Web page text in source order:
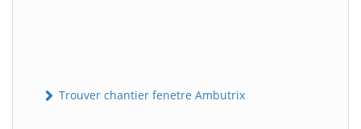
Trouver chantier fenetre Ambutrix